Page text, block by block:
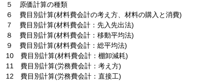
５ 原価計算の種類
６ 費目別計算(材料費会計の考え方、材料の購入と消費)
７ 費目別計算(材料費会計：先入先出法)
８ 費目別計算(材料費会計：移動平均法)
９ 費目別計算(材料費会計：総平均法)
10 費目別計算(材料費会計：棚卸減耗)
11 費目別計算(労務費会計：考え方)
12 費目別計算(労務費会計：直接工)